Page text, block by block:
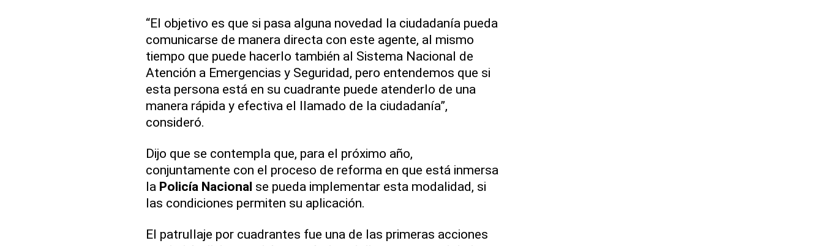
“El objetivo es que si pasa alguna novedad la ciudadanía pueda
comunicarse de manera directa con este agente, al mismo
tiempo que puede hacerlo también al Sistema Nacional de
Atención a Emergencias y Seguridad, pero entendemos que si
esta persona está en su cuadrante puede atenderlo de una
manera rápida y efectiva el llamado de la ciudadanía”,
consideró.
Dijo que se contempla que, para el próximo año,
conjuntamente con el proceso de reforma en que está inmersa
la Policía Nacional se pueda implementar esta modalidad, si
las condiciones permiten su aplicación.
El patrullaje por cuadrantes fue una de las primeras acciones